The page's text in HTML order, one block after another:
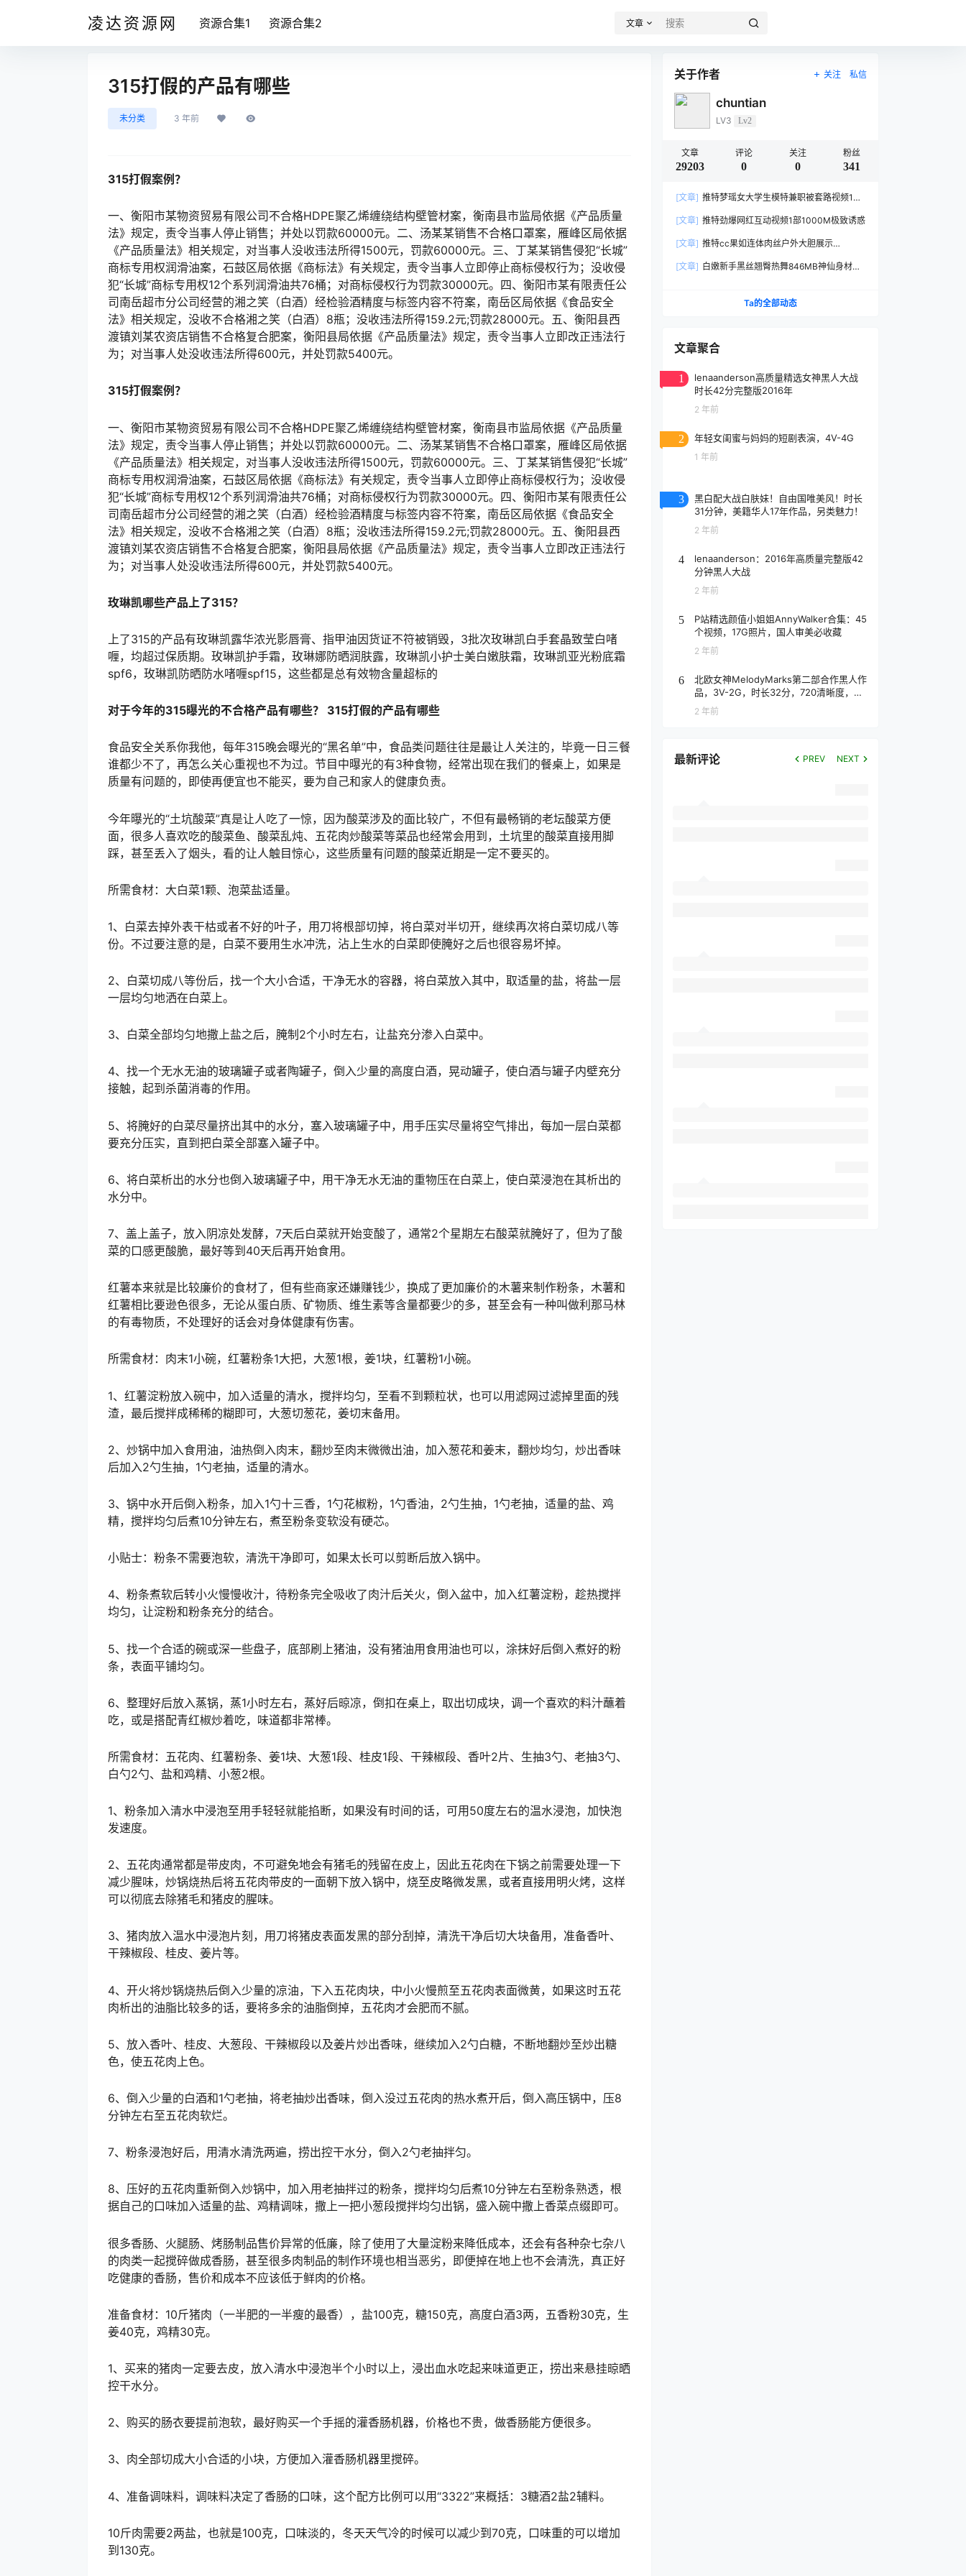
凌达资源网 资源合集1 资源合集2 文章
315打假的产品有哪些
未分类 3 年前
315打假案例？
一、衡阳市某物资贸易有限公司不合格HDPE聚乙烯缠绕结构壁管材案，衡南县市监局依据《产品质量
法》规定，责令当事人停止销售；并处以罚款60000元。二、汤某某销售不合格口罩案，雁峰区局依据
《产品质量法》相关规定，对当事人没收违法所得1500元，罚款60000元。三、丁某某销售侵犯“长城”
商标专用权润滑油案，石鼓区局依据《商标法》有关规定，责令当事人立即停止商标侵权行为；没收侵
犯“长城”商标专用权12个系列润滑油共76桶；对商标侵权行为罚款30000元。四、衡阳市某有限责任公
司南岳超市分公司经营的湘之笑（白酒）经检验酒精度与标签内容不符案，南岳区局依据《食品安全
法》相关规定，没收不合格湘之笑（白酒）8瓶；没收违法所得159.2元;罚款28000元。五、衡阳县西
渡镇刘某农资店销售不合格复合肥案，衡阳县局依据《产品质量法》规定，责令当事人立即改正违法行
为；对当事人处没收违法所得600元，并处罚款5400元。
315打假案例？
一、衡阳市某物资贸易有限公司不合格HDPE聚乙烯缠绕结构壁管材案，衡南县市监局依据《产品质量
法》规定，责令当事人停止销售；并处以罚款60000元。二、汤某某销售不合格口罩案，雁峰区局依据
《产品质量法》相关规定，对当事人没收违法所得1500元，罚款60000元。三、丁某某销售侵犯“长城”
商标专用权润滑油案，石鼓区局依据《商标法》有关规定，责令当事人立即停止商标侵权行为；没收侵
犯“长城”商标专用权12个系列润滑油共76桶；对商标侵权行为罚款30000元。四、衡阳市某有限责任公
司南岳超市分公司经营的湘之笑（白酒）经检验酒精度与标签内容不符案，南岳区局依据《食品安全
法》相关规定，没收不合格湘之笑（白酒）8瓶；没收违法所得159.2元;罚款28000元。五、衡阳县西
渡镇刘某农资店销售不合格复合肥案，衡阳县局依据《产品质量法》规定，责令当事人立即改正违法行
为；对当事人处没收违法所得600元，并处罚款5400元。
玫琳凯哪些产品上了315？
上了315的产品有玫琳凯露华浓光影唇膏、指甲油因货证不符被销毁，3批次玫琳凯白手套晶致莹白啫
喱，均超过保质期。玫琳凯护手霜，玫琳娜防晒润肤露，玫琳凯小护士美白嫩肤霜，玫琳凯亚光粉底霜
spf6，玫琳凯防晒防水啫喱spf15，这些都是总有效物含量超标的
对于今年的315曝光的不合格产品有哪些？ 315打假的产品有哪些
食品安全关系你我他，每年315晚会曝光的“黑名单”中，食品类问题往往是最让人关注的，毕竟一日三餐
谁都少不了，再怎么关心重视也不为过。节目中曝光的有3种食物，经常出现在我们的餐桌上，如果是
质量有问题的，即使再便宜也不能买，要为自己和家人的健康负责。
今年曝光的“土坑酸菜”真是让人吃了一惊，因为酸菜涉及的面比较广，不但有最畅销的老坛酸菜方便
面，很多人喜欢吃的酸菜鱼、酸菜乱炖、五花肉炒酸菜等菜品也经常会用到，土坑里的酸菜直接用脚
踩，甚至丢入了烟头，看的让人触目惊心，这些质量有问题的酸菜近期是一定不要买的。
所需食材：大白菜1颗、泡菜盐适量。
1、白菜去掉外表干枯或者不好的叶子，用刀将根部切掉，将白菜对半切开，继续再次将白菜切成八等
份。不过要注意的是，白菜不要用生水冲洗，沾上生水的白菜即使腌好之后也很容易坏掉。
2、白菜切成八等份后，找一个大小合适，干净无水的容器，将白菜放入其中，取适量的盐，将盐一层
一层均匀地洒在白菜上。
3、白菜全部均匀地撒上盐之后，腌制2个小时左右，让盐充分渗入白菜中。
4、找一个无水无油的玻璃罐子或者陶罐子，倒入少量的高度白酒，晃动罐子，使白酒与罐子内壁充分
接触，起到杀菌消毒的作用。
5、将腌好的白菜尽量挤出其中的水分，塞入玻璃罐子中，用手压实尽量将空气排出，每加一层白菜都
要充分压实，直到把白菜全部塞入罐子中。
6、将白菜析出的水分也倒入玻璃罐子中，用干净无水无油的重物压在白菜上，使白菜浸泡在其析出的
水分中。
7、盖上盖子，放入阴凉处发酵，7天后白菜就开始变酸了，通常2个星期左右酸菜就腌好了，但为了酸
菜的口感更酸脆，最好等到40天后再开始食用。
红薯本来就是比较廉价的食材了，但有些商家还嫌赚钱少，换成了更加廉价的木薯来制作粉条，木薯和
红薯相比要逊色很多，无论从蛋白质、矿物质、维生素等含量都要少的多，甚至会有一种叫做利那马林
的有毒物质，不处理好的话会对身体健康有伤害。
所需食材：肉末1小碗，红薯粉条1大把，大葱1根，姜1块，红薯粉1小碗。
1、红薯淀粉放入碗中，加入适量的清水，搅拌均匀，至看不到颗粒状，也可以用滤网过滤掉里面的残
渣，最后搅拌成稀稀的糊即可，大葱切葱花，姜切末备用。
2、炒锅中加入食用油，油热倒入肉末，翻炒至肉末微微出油，加入葱花和姜末，翻炒均匀，炒出香味
后加入2勺生抽，1勺老抽，适量的清水。
3、锅中水开后倒入粉条，加入1勺十三香，1勺花椒粉，1勺香油，2勺生抽，1勺老抽，适量的盐、鸡
精，搅拌均匀后煮10分钟左右，煮至粉条变软没有硬芯。
小贴士：粉条不需要泡软，清洗干净即可，如果太长可以剪断后放入锅中。
4、粉条煮软后转小火慢慢收汁，待粉条完全吸收了肉汁后关火，倒入盆中，加入红薯淀粉，趁热搅拌
均匀，让淀粉和粉条充分的结合。
5、找一个合适的碗或深一些盘子，底部刷上猪油，没有猪油用食用油也可以，涂抹好后倒入煮好的粉
条，表面平铺均匀。
6、整理好后放入蒸锅，蒸1小时左右，蒸好后晾凉，倒扣在桌上，取出切成块，调一个喜欢的料汁蘸着
吃，或是搭配青红椒炒着吃，味道都非常棒。
所需食材：五花肉、红薯粉条、姜1块、大葱1段、桂皮1段、干辣椒段、香叶2片、生抽3勺、老抽3勺、
白勺2勺、盐和鸡精、小葱2根。
1、粉条加入清水中浸泡至用手轻轻就能掐断，如果没有时间的话，可用50度左右的温水浸泡，加快泡
发速度。
2、五花肉通常都是带皮肉，不可避免地会有猪毛的残留在皮上，因此五花肉在下锅之前需要处理一下
减少腥味，炒锅烧热后将五花肉带皮的一面朝下放入锅中，烧至皮略微发黑，或者直接用明火烤，这样
可以彻底去除猪毛和猪皮的腥味。
3、猪肉放入温水中浸泡片刻，用刀将猪皮表面发黑的部分刮掉，清洗干净后切大块备用，准备香叶、
干辣椒段、桂皮、姜片等。
4、开火将炒锅烧热后倒入少量的凉油，下入五花肉块，中小火慢煎至五花肉表面微黄，如果这时五花
肉析出的油脂比较多的话，要将多余的油脂倒掉，五花肉才会肥而不腻。
5、放入香叶、桂皮、大葱段、干辣椒段以及姜片炒出香味，继续加入2勺白糖，不断地翻炒至炒出糖
色，使五花肉上色。
6、倒入少量的白酒和1勺老抽，将老抽炒出香味，倒入没过五花肉的热水煮开后，倒入高压锅中，压8
分钟左右至五花肉软烂。
7、粉条浸泡好后，用清水清洗两遍，捞出控干水分，倒入2勺老抽拌匀。
8、压好的五花肉重新倒入炒锅中，加入用老抽拌过的粉条，搅拌均匀后煮10分钟左右至粉条熟透，根
据自己的口味加入适量的盐、鸡精调味，撒上一把小葱段搅拌均匀出锅，盛入碗中撒上香菜点缀即可。
很多香肠、火腿肠、烤肠制品售价异常的低廉，除了使用了大量淀粉来降低成本，还会有各种杂七杂八
的肉类一起搅碎做成香肠，甚至很多肉制品的制作环境也相当恶劣，即便掉在地上也不会清洗，真正好
吃健康的香肠，售价和成本不应该低于鲜肉的价格。
准备食材：10斤猪肉（一半肥的一半瘦的最香），盐100克，糖150克，高度白酒3两，五香粉30克，生
姜40克，鸡精30克。
1、买来的猪肉一定要去皮，放入清水中浸泡半个小时以上，浸出血水吃起来味道更正，捞出来悬挂晾晒
控干水分。
2、购买的肠衣要提前泡软，最好购买一个手摇的灌香肠机器，价格也不贵，做香肠能方便很多。
3、肉全部切成大小合适的小块，方便加入灌香肠机器里搅碎。
4、准备调味料，调味料决定了香肠的口味，这个配方比例可以用“3322”来概括：3糖酒2盐2辅料。
10斤肉需要2两盐，也就是100克，口味淡的，冬天天气冷的时候可以减少到70克，口味重的可以增加
到130克。
关于作者 关注 私信
chuntian
LV3 Lv2
文章
29203
评论
0
关注
0
粉丝
341
[文章] 推特梦瑶女大学生模特兼职被套路视频1部
[文章] 推特劲爆网红互动视频1部1000M极致诱惑
[文章] 推特cc果如连体肉丝户外大胆展示
[文章] 白嫩新手黑丝翘臀热舞846MB神仙身材太
Ta的全部动态
文章聚合
1
lenaanderson高质量精选女神黑人大战
时长42分完整版2016年
2 年前
2 年轻女闺蜜与妈妈的短剧表演，4V-4G
1 年前
3
黑白配大战白肤妹！自由国唯美风！时长
31分钟，美籍华人17年作品，另类魅力！
2 年前
4
lenaanderson：2016年高质量完整版42
分钟黑人大战
2 年前
5
P站精选颜值小姐姐AnnyWalker合集：45
个视频，17G照片，国人审美必收藏
2 年前
6
北欧女神MelodyMarks第二部合作黑人作
品，3V-2G，时长32分，720清晰度，抢
先版！
2 年前
最新评论 PREV NEXT